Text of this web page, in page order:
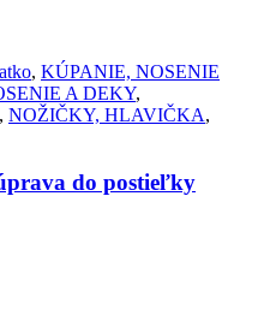
, KÚPANIE, NOSENIE
A DEKY,
, NOŽIČKY, HLAVIČKA,
do postieľky